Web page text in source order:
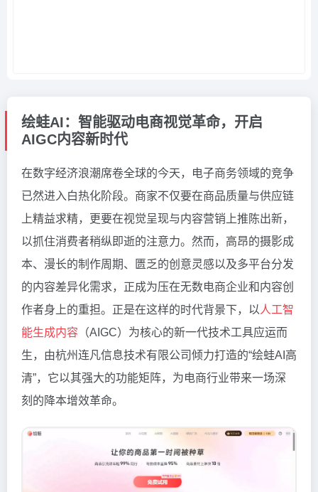
绘蛙AI：智能驱动电商视觉革命，开启
AIGC内容新时代
在数字经济浪潮席卷全球的今天，电子商务领域的竞争
已然进入白热化阶段。商家不仅要在商品质量与供应链
上精益求精，更要在视觉呈现与内容营销上推陈出新，
以抓住消费者稍纵即逝的注意力。然而，高昂的摄影成
本、漫长的制作周期、匮乏的创意灵感以及多平台分发
的内容差异化需求，正成为压在无数电商企业和内容创
作者身上的重担。正是在这样的时代背景下，以 人工智
能生成内容 （AIGC）为核心的新一代技术工具应运而
生，由杭州连凡信息技术有限公司倾力打造的“绘蛙AI高
清”，它以其强大的功能矩阵，为电商行业带来一场深
刻的降本增效革命。